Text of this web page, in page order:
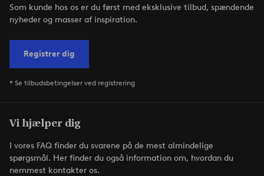
Som kunde hos os er du først med eksklusive tilbud, spændende
nyheder og masser af inspiration.
Registrer dig
* Se tilbudsbetingelser ved registrering
Vi hjælper dig
I vores FAQ finder du svarene på de mest almindelige
spørgsmål. Her finder du også information om, hvordan du
nemmest kontakter os.